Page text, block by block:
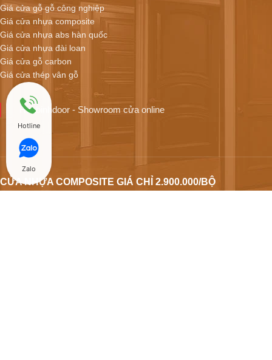
Giá cửa gỗ gỗ công nghiệp
Giá cửa nhựa composite
Giá cửa nhựa abs hàn quốc
Giá cửa nhựa đài loan
Giá cửa gỗ carbon
Giá cửa thép vân gỗ
Hoabinhdoor - Showroom cửa online
CỬA NHỰA COMPOSITE GIÁ CHỈ 2.900.000/BỘ
Hotline
Zalo